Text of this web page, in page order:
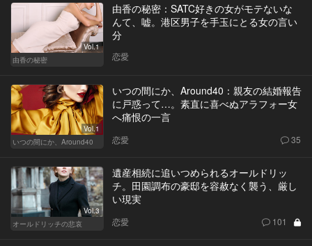
Vol.1
由香の秘密
由香の秘密：SATC好きの女がモテないな
んて、嘘。港区男子を手玉にとる女の言い
分
恋愛
Vol.1
いつの間にか、Around40
いつの間にか、Around40：親友の結婚報告
に戸惑って…。素直に喜べぬアラフォー女
へ痛恨の一言
恋愛 35
Vol.3
オールドリッチの悲哀
遺産相続に追いつめられるオールドリッ
チ。田園調布の豪邸を容赦なく襲う、厳し
い現実
恋愛 101